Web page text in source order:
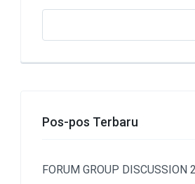
Pos-pos Terbaru
FORUM GROUP DISCUSSION